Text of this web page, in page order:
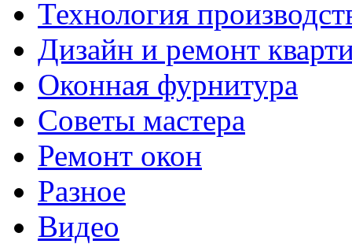
Технология
Дизайн и ремонт
Оконная фурнитура
Советы мастера
Ремонт окон
Разное
Видео